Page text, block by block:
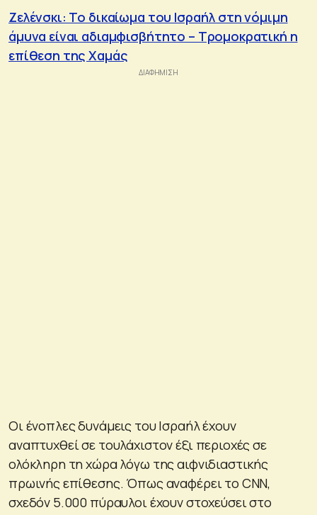
Ζελένσκι: Το δικαίωμα του Ισραήλ στη νόμιμη
άμυνα είναι αδιαμφισβήτητο – Τρομοκρατική η
επίθεση της Χαμάς
Οι ένοπλες δυνάμεις του Ισραήλ έχουν
αναπτυχθεί σε τουλάχιστον έξι περιοχές σε
ολόκληρη τη χώρα λόγω της αιφνιδιαστικής
πρωινής επίθεσης. Όπως αναφέρει το CNN,
σχεδόν 5.000 πύραυλοι έχουν στοχεύσει στο